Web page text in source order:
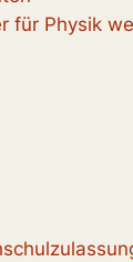
für Physik